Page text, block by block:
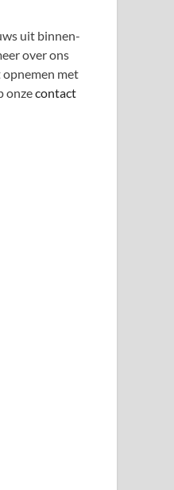
uit binnen-
over ons
opnemen met
onzecontact